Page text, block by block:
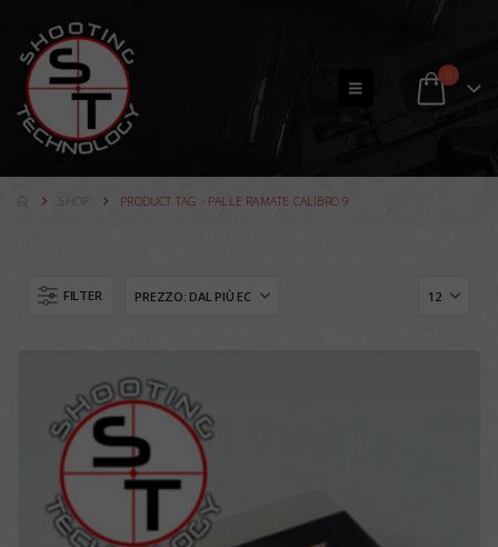
0
PRODUCT TAG - PALLE RAMATE CALIBRO 9
FILTER